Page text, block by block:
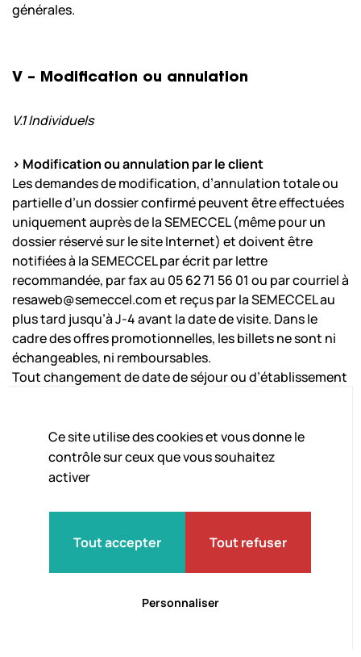
Ce site utilise des cookies et vous donne le
contrôle sur ceux que vous souhaitez
activer
Tout accepter Tout refuser
Personnaliser
générales.
V – Modification ou annulation
V.1 Individuels
> Modification ou annulation par le client
Les demandes de modification, d’annulation totale ou
partielle d’un dossier confirmé peuvent être effectuées
uniquement auprès de la SEMECCEL (même pour un
dossier réservé sur le site Internet) et doivent être
notifiées à la SEMECCEL par écrit par lettre
recommandée, par fax au 05 62 71 56 01 ou par courriel à
resaweb@semeccel.com et reçus par la SEMECCEL au
plus tard jusqu’à J-4 avant la date de visite. Dans le
cadre des offres promotionnelles, les billets ne sont ni
échangeables, ni remboursables.
Tout changement de date de séjour ou d’établissement
application des frais d’annulation décrits à l’alinéa
suivant) et un enregistrement de la nouvelle
commande aux conditions décrites ci-dessus.
d’un dossier confirmé, la somme conservée par la